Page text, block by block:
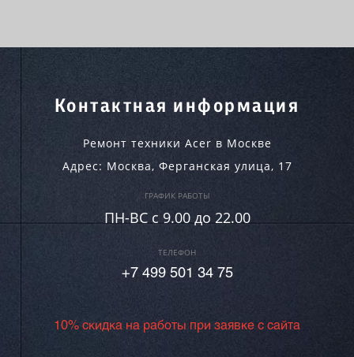
Контактная информация
Ремонт техники Acer в Москве
Адрес: Москва, Ферганская улица, 17
ГРАФИК РАБОТЫ
ПН-ВC c 9.00 до 22.00
ТЕЛЕФОН
+7 499 501 34 75
10% скидка на работы при заявке с сайта